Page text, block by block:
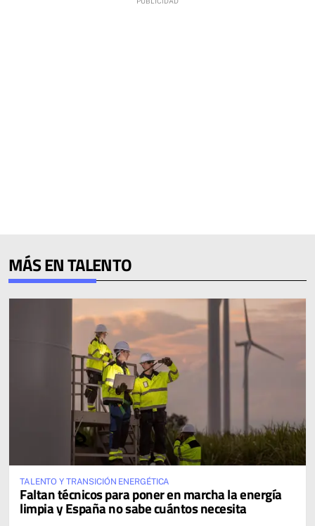
MÁS EN TALENTO
TALENTO Y TRANSICIÓN ENERGÉTICA
Faltan técnicos para poner en marcha la energía
limpia y España no sabe cuántos necesita